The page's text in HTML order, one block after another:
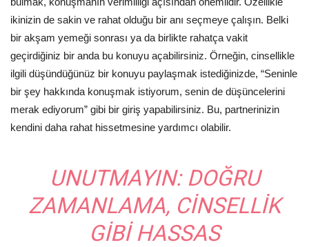
ikinizin de sakin ve rahat olduğu bir anı seçmeye çalışın. Belki
bir akşam yemeği sonrası ya da birlikte rahatça vakit
geçirdiğiniz bir anda bu konuyu açabilirsiniz. Örneğin, cinsellikle
ilgili düşündüğünüz bir konuyu paylaşmak istediğinizde, “Seninle
bir şey hakkında konuşmak istiyorum, senin de düşüncelerini
merak ediyorum” gibi bir giriş yapabilirsiniz. Bu, partnerinizin
kendini daha rahat hissetmesine yardımcı olabilir.
UNUTMAYIN:DOĞRU
ZAMANLAMA, CINSELLIK
GIBI HASSAS